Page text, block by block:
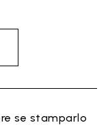
se stamparlo